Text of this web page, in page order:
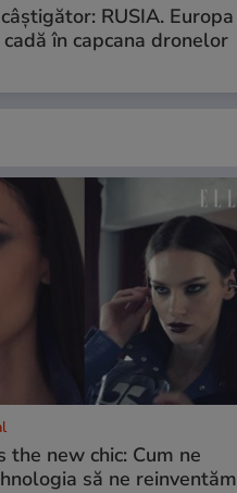
RUSIA. Europa
cadă în capcana dronelor
the new chic: Cum ne
să ne reinventăm